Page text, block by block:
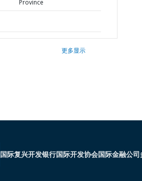
Province
更多显示
国际复兴开发银行国际开发协会国际金融公司